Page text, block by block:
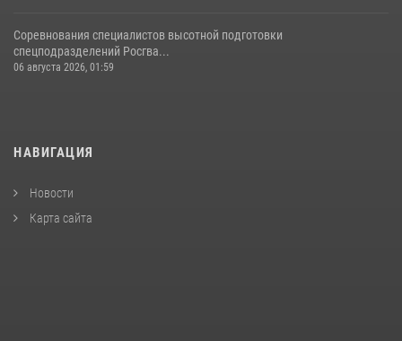
Соревнования специалистов высотной подготовки
спецподразделений Росгва...
06 августа 2026, 01:59
НАВИГАЦИЯ
Новости
Карта сайта